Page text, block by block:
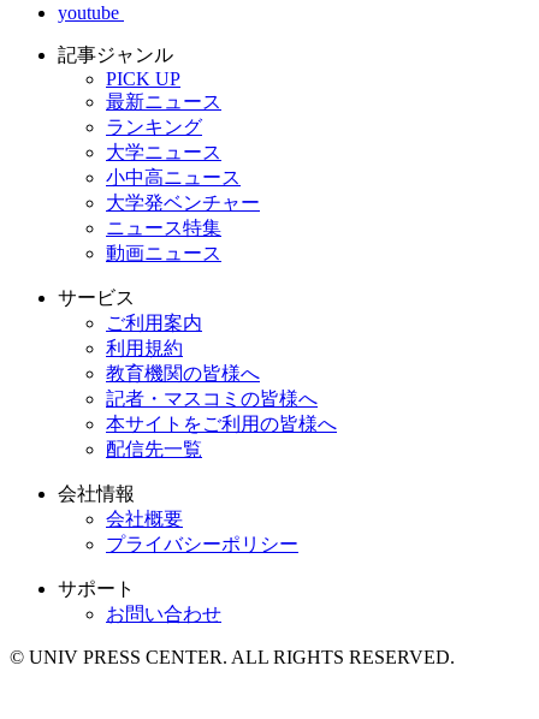
youtube
記事ジャンル
PICK UP
最新ニュース
ランキング
大学ニュース
小中高ニュース
大学発ベンチャー
ニュース特集
動画ニュース
サービス
ご利用案内
利用規約
教育機関の皆様へ
記者・マスコミの皆様へ
本サイトをご利用の皆様へ
配信先一覧
会社情報
会社概要
プライバシーポリシー
サポート
お問い合わせ
© UNIV PRESS CENTER. ALL RIGHTS RESERVED.